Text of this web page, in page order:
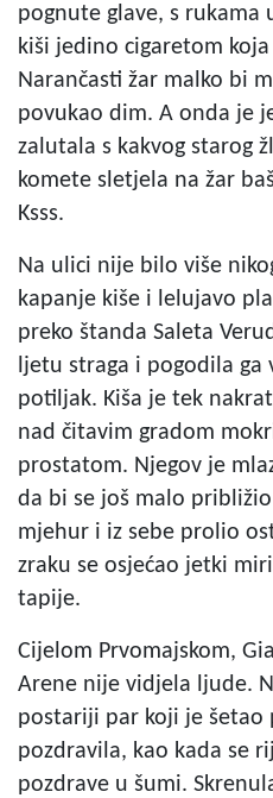
pognute glave, s rukama
kiši jedino cigaretom
Narančasti žar malko bi
povukao dim. A onda je
zalutala s kakvog starog
komete sletjela na žar
Ksss.
Na ulici nije bilo više
kapanje kiše i lelujavo
preko štanda Saleta
ljetu straga i pogodila
potiljak. Kiša je tek
nad čitavim gradom
prostatom. Njegov je
da bi se još malo
mjehur i iz sebe prolio
zraku se osjećao jetki
tapije.
Cijelom Prvomajskom,
Arene nije vidjela ljude.
postariji par koji je šetao
pozdravila, kao kada se
pozdrave u šumi.